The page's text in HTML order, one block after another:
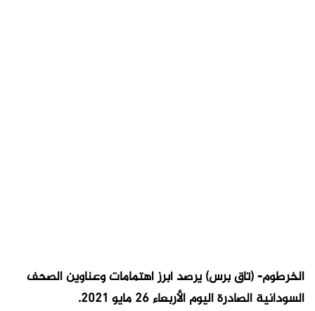
الخرطوم- (تاق برس) يرصد أبرز اهتمامات وعناوين الصحف
السودانية الصادرة اليوم الأربعاء 26 مايو 2021.